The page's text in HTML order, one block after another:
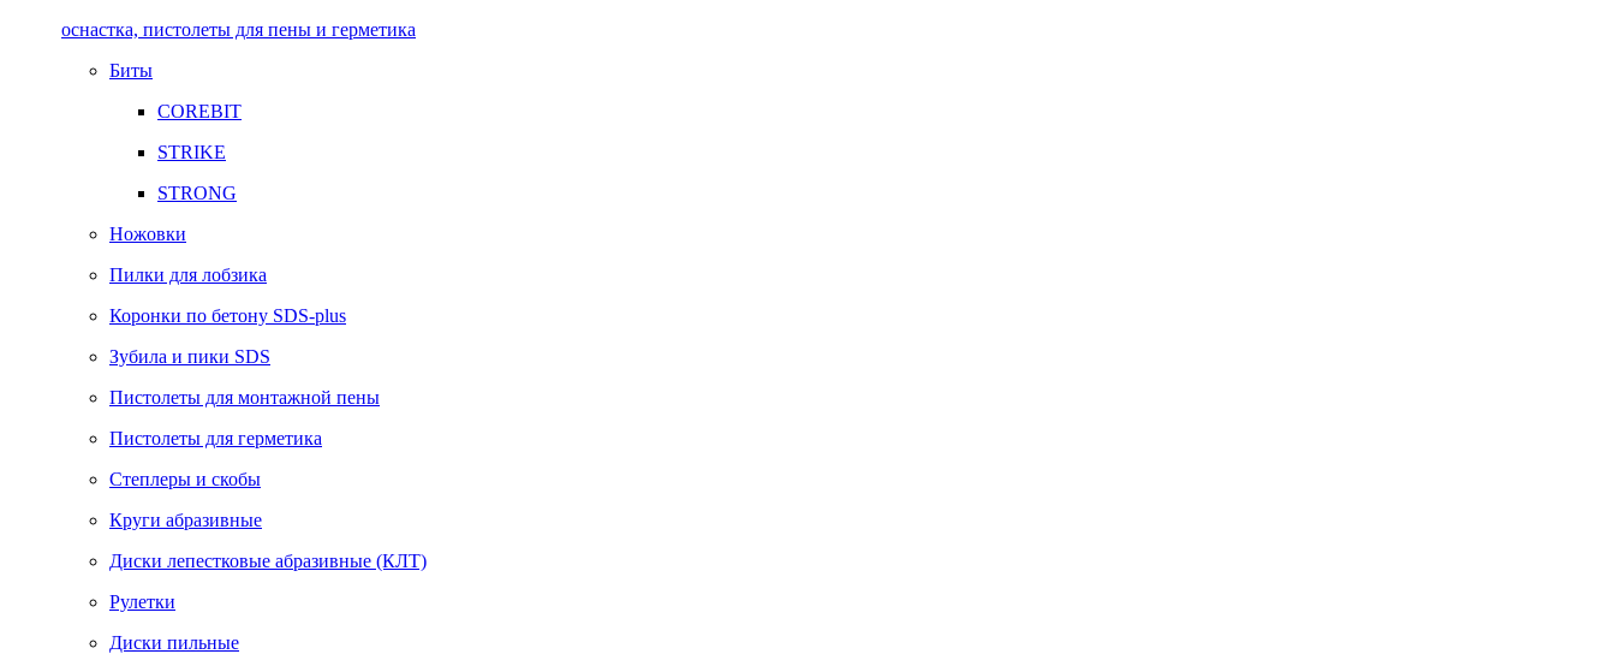
оснастка, пистолеты для пены и герметика
Биты
COREBIT
STRIKE
STRONG
Ножовки
Пилки для лобзика
Коронки по бетону SDS-plus
Зубила и пики SDS
Пистолеты для монтажной пены
Пистолеты для герметика
Степлеры и скобы
Круги абразивные
Диски лепестковые абразивные (КЛТ)
Рулетки
Диски пильные